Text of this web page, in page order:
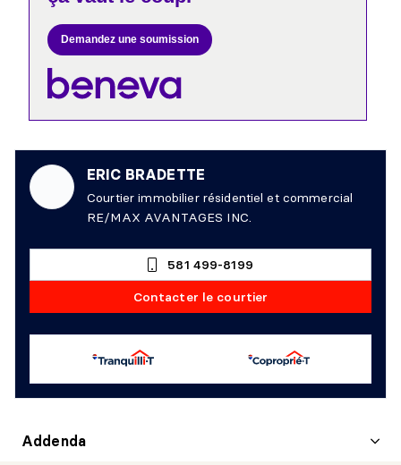
Demandez une soumission
ERIC BRADETTE
Courtier immobilier résidentiel et commercial
RE/MAX AVANTAGES INC.
581 499-8199
Contacter le courtier
Addenda